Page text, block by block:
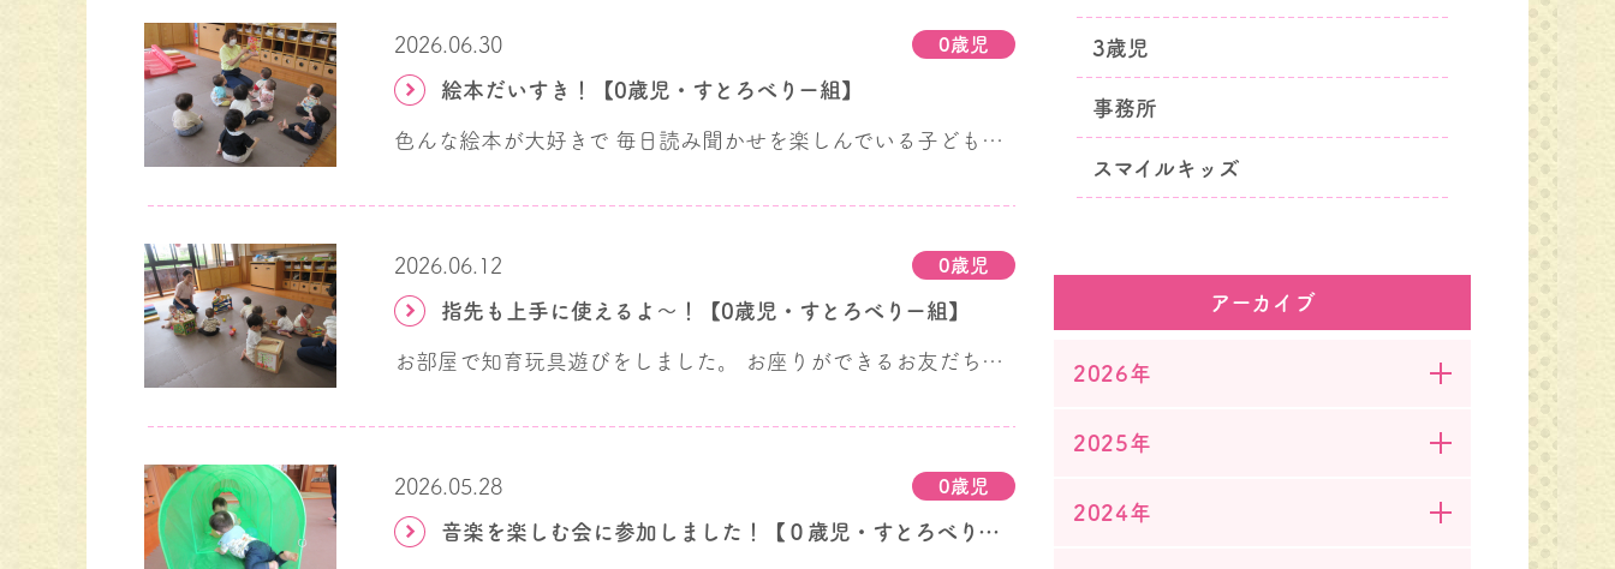
2026.06.30 0歳児
絵本だいすき！【0歳児・すとろべりー組】
色んな絵本が大好きで 毎日読み聞かせを楽しんでいる子ども達です。 机に大きな画用紙を用意すると 好きな色のクレパスを手に取って トントンと描いたり、 力強くなぐり書きを楽しんだりしていました。
2026.06.12 0歳児
指先も上手に使えるよ～！【0歳児・すとろべりー組】
お部屋で知育玩具遊びをしました。 お座りができるお友だちが増えて、 指先を使ってルービング玩具を動かしたり、 ゆらゆらと揺れる玩具を積み上げたり、 好きな玩具を選んで遊ぶ子ども達です。 テラスでは、伝い歩きやハイハイで 沢山運動遊びを楽しんでいます。
2026.05.28 0歳児
音楽を楽しむ会に参加しました！【０歳児・すとろべりー組】
3歳児
事務所
スマイルキッズ
アーカイブ
2026年
2025年
2024年